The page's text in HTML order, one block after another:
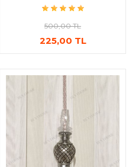
500,00 TL
225,00 TL